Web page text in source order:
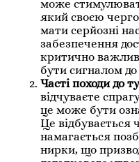
може
який своєю
мати серйозні
забезпечення
критично
бути сигналом
Часті походи до
відчуваєте
це може бути
Це відбувається
намагається
нирки, що